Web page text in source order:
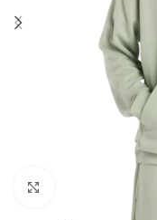
Amplía la Imagen